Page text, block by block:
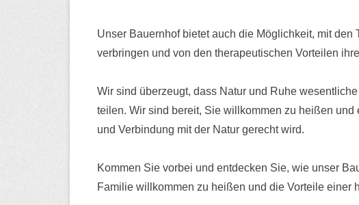
Unser Bauernhof bietet auch die Möglichkeit, mit
verbringen und von den therapeutischen Vorteilen
Wir sind überzeugt, dass Natur und Ruhe
teilen. Wir sind bereit, Sie willkommen zu heißen
und Verbindung mit der Natur gerecht wird.
Kommen Sie vorbei und entdecken Sie, wie unser
Familie willkommen zu heißen und die Vorteile einer